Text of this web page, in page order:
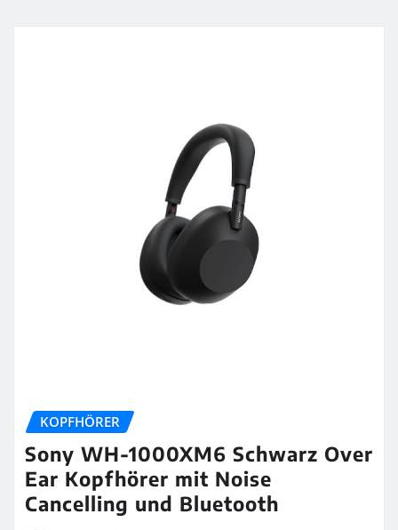
KOPFHÖRER
Sony WH-1000XM6 Schwarz Over
Ear Kopfhörer mit Noise
Cancelling und Bluetooth